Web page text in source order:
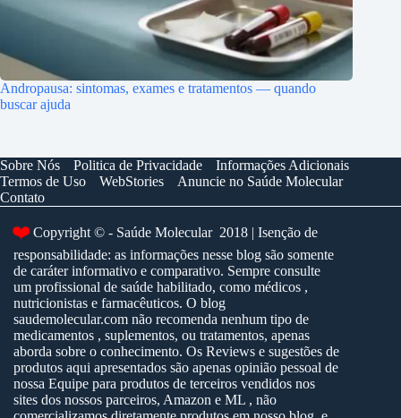
Andropausa: sintomas, exames e tratamentos — quando
buscar ajuda
Sobre Nós Politica de Privacidade
Informações Adicionais
Termos de Uso
WebStories
Anuncie no Saúde Molecular
Contato
❤️Copyright © - Saúde Molecular 2018 | Isenção de
responsabilidade: as informações nesse blog são somente
de caráter informativo e comparativo. Sempre consulte
um profissional de saúde habilitado, como médicos ,
nutricionistas e farmacêuticos. O blog
saudemolecular.com não recomenda nenhum tipo de
medicamentos , suplementos, ou tratamentos, apenas
aborda sobre o conhecimento. Os Reviews e sugestões de
produtos aqui apresentados são apenas opinião pessoal de
nossa Equipe para produtos de terceiros vendidos nos
sites dos nossos parceiros, Amazon e ML , não